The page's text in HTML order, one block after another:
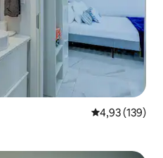
4,93 ud af 5 i
4,93 (139)